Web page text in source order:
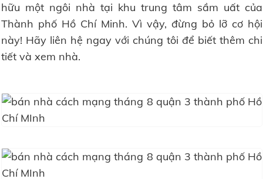
hữu một ngôi nhà tại khu trung tâm sầm uất của
Thành phố Hồ Chí Minh. Vì vậy, đừng bỏ lỡ cơ hội
này! Hãy liên hệ ngay với chúng tôi để biết thêm chi
tiết và xem nhà.